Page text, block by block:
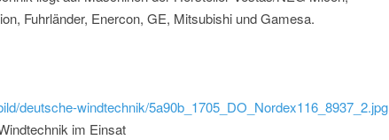
Fuhrländer, Enercon, GE, Mitsubishi und Gamesa.
deutsche-windtechnik/5a90b_1705_DO_Nordex116_8937_2.jpg
im Einsat